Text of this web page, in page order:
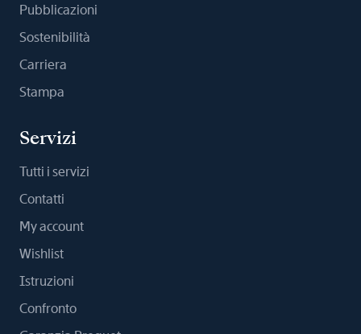
Pubblicazioni
Sostenibilità
Carriera
Stampa
Servizi
Tutti i servizi
Contatti
My account
Wishlist
Istruzioni
Confronto